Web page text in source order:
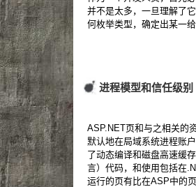
并不是太多，一旦理解了
何枚举类型，确定出某一
进程模型和信任级别
ASP.NET页和与之相关的
默认地在局域系统进程账
了动态编译和磁盘高速缓
言）代码，和使用包括在
运行的页有比在ASP中的